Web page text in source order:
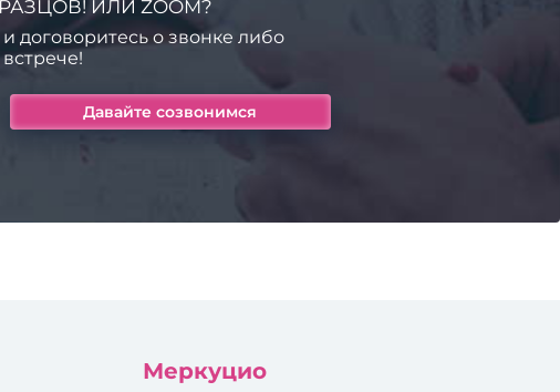
ИЛИ ZOOM?
и договоритесь о звонке либо
встрече!
Меркуцио